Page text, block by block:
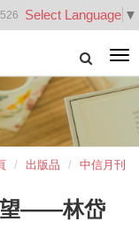
Select Language ▼
出版品 中信月刊
望——林岱